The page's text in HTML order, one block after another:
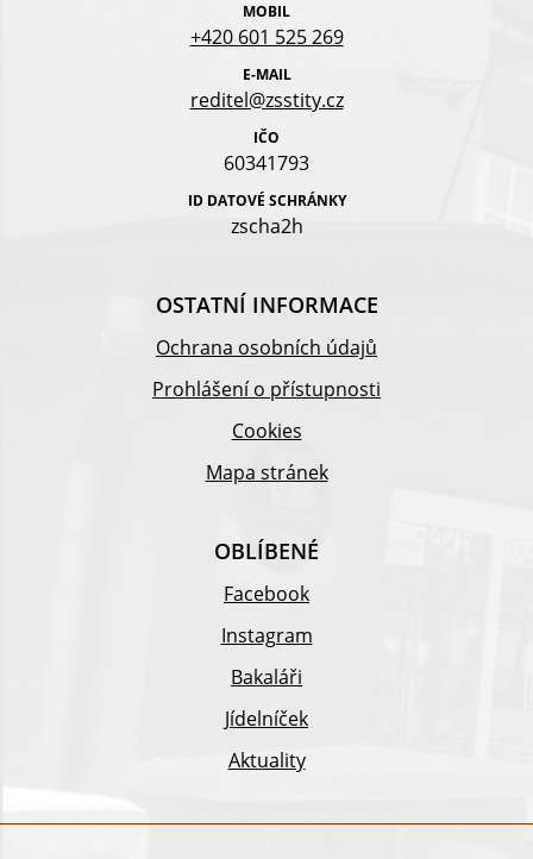
MOBIL
+420 601 525 269
E-MAIL
reditel@zsstity.cz
IČO
60341793
ID DATOVÉ SCHRÁNKY
zscha2h
OSTATNÍ INFORMACE
Ochrana osobních údajů
Prohlášení o přístupnosti
Cookies
Mapa stránek
OBLÍBENÉ
Facebook
Instagram
Bakaláři
Jídelníček
Aktuality